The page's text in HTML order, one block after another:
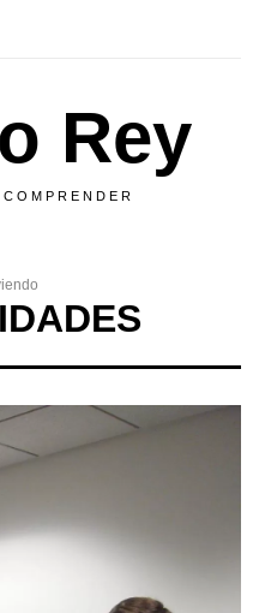
Rey